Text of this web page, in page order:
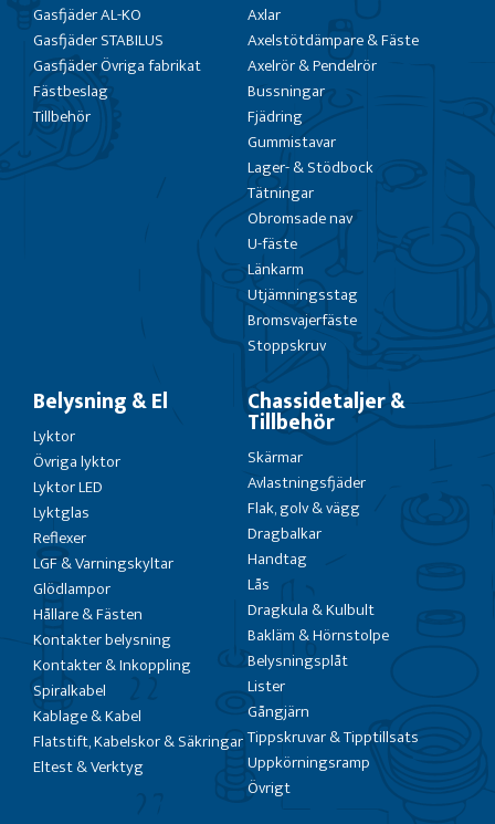
Gasfjäder AL-KO
Gasfjäder STABILUS
Gasfjäder Övriga fabrikat
Fästbeslag
Tillbehör
Axlar
Axelstötdämpare & Fäste
Axelrör & Pendelrör
Bussningar
Fjädring
Gummistavar
Lager- & Stödbock
Tätningar
Obromsade nav
U-fäste
Länkarm
Utjämningsstag
Bromsvajerfäste
Stoppskruv
Belysning & El
Lyktor
Övriga lyktor
Lyktor LED
Lyktglas
Reflexer
LGF & Varningskyltar
Glödlampor
Hållare & Fästen
Kontakter belysning
Kontakter & Inkoppling
Spiralkabel
Kablage & Kabel
Flatstift, Kabelskor & Säkringar
Eltest & Verktyg
Chassidetaljer &
Tillbehör
Skärmar
Avlastningsfjäder
Flak, golv & vägg
Dragbalkar
Handtag
Lås
Dragkula & Kulbult
Bakläm & Hörnstolpe
Belysningsplåt
Lister
Gångjärn
Tippskruvar & Tipptillsats
Uppkörningsramp
Övrigt